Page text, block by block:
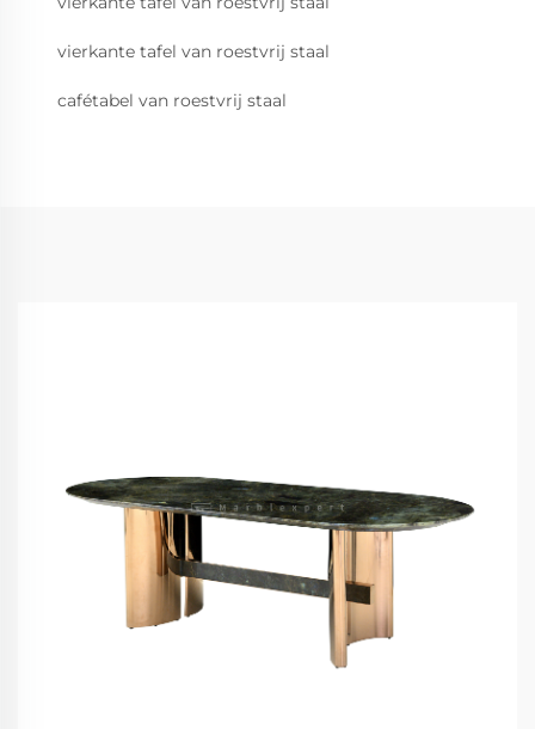
vierkante tafel van roestvrij staal
cafétabel van roestvrij staal